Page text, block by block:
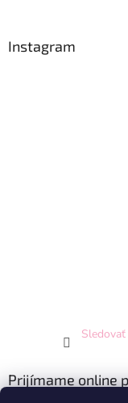
Instagram
Prijímame online